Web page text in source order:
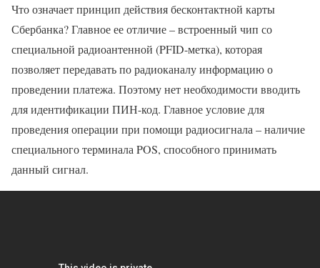
Что означает принцип действия бесконтактной карты
Сбербанка? Главное ее отличие – встроенный чип со
специальной радиоантенной (PFID-метка), которая
позволяет передавать по радиоканалу информацию о
проведении платежа. Поэтому нет необходимости вводить
для идентификации ПИН-код. Главное условие для
проведения операции при помощи радиосигнала – наличие
специального терминала POS, способного принимать
данный сигнал.